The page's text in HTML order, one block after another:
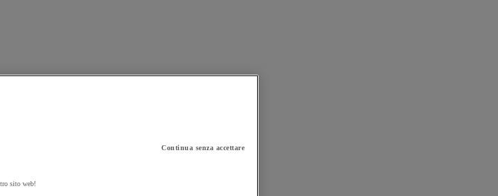
Continua senza accettare
sito web!